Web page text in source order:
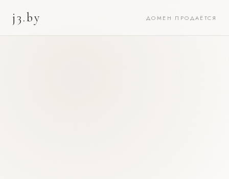
j3.by ДОМЕН ПРОДАЁТСЯ